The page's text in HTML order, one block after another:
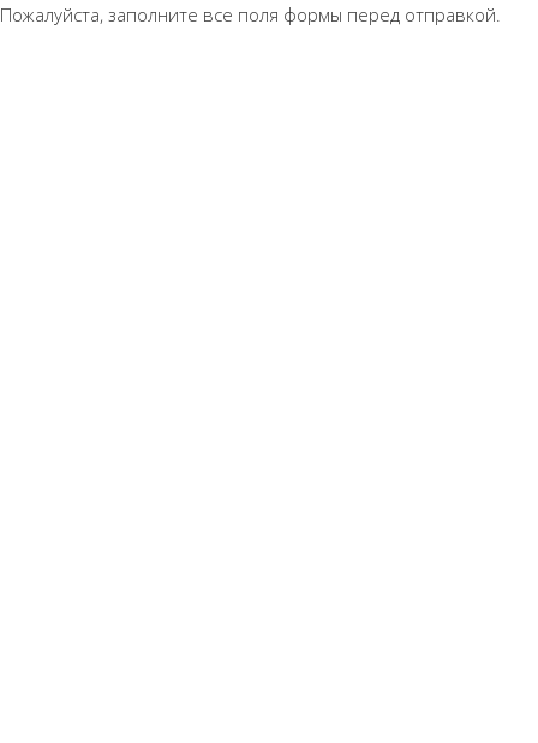
Пожалуйста, заполните все поля формы перед отправкой.